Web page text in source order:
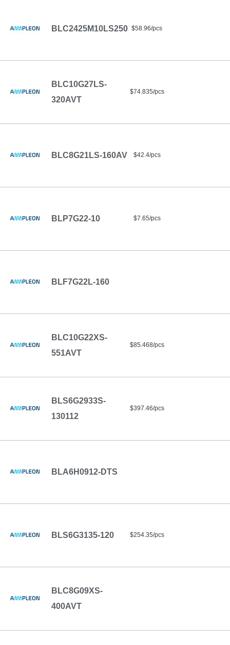
BLC2425M10LS250 $58.96/pcs
BLC10G27LS-
320AVT
$74.835/pcs
BLC8G21LS-160AV $42.4/pcs
BLP7G22-10 $7.65/pcs
BLF7G22L-160
BLC10G22XS-
551AVT
$85.468/pcs
BLS6G2933S-
130112
$397.46/pcs
BLA6H0912-DTS
BLS6G3135-120 $254.35/pcs
BLC8G09XS-
400AVT